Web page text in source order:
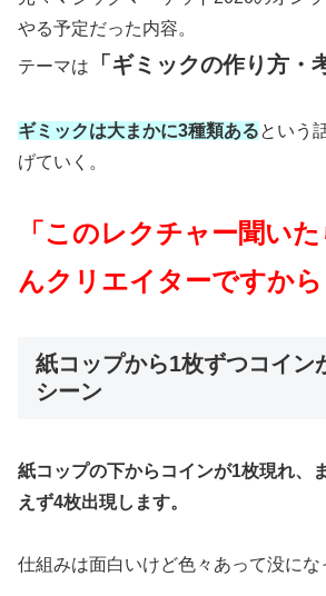
やる予定だった内容。
テーマは
「ギミックの作り方・
ギミックは大まかに3種類あるという
げていく。
「このレクチャー聞い
んクリエイターですから
紙コップから1枚ずつコイン
シーン
紙コップの下からコインが1枚現れ、
えず4枚出現します。
仕組みは面白いけど色々あって没にな